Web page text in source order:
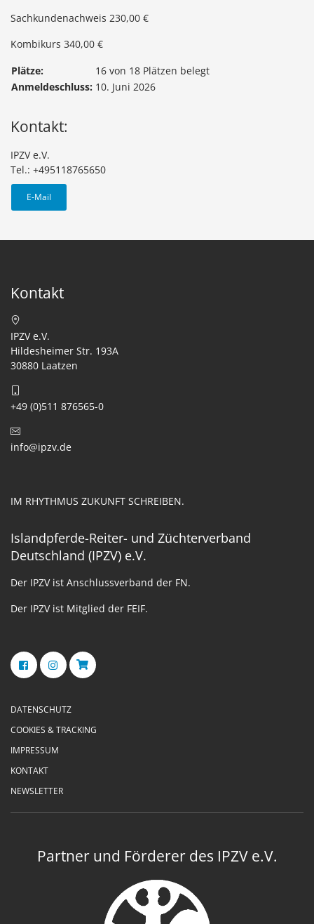
Sachkundenachweis 230,00 €
Kombikurs 340,00 €
Plätze:
16 von 18 Plätzen belegt
Anmeldeschluss: 10. Juni 2026
Kontakt:
IPZV e.V.
Tel.: +495118765650
E-Mail
Kontakt
IPZV e.V.
Hildesheimer Str. 193A
30880 Laatzen
+49 (0)511 876565-0
info@ipzv.de
IM RHYTHMUS ZUKUNFT SCHREIBEN.
Islandpferde-Reiter- und Züchterverband
Deutschland (IPZV) e.V.
Der IPZV ist Anschlussverband der FN.
Der IPZV ist Mitglied der FEIF.
DATENSCHUTZ
COOKIES & TRACKING
IMPRESSUM
KONTAKT
NEWSLETTER
Partner und Förderer des IPZV e.V.